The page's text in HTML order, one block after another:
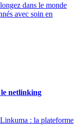
dans le monde
avec soin en
netlinking
: la plateforme